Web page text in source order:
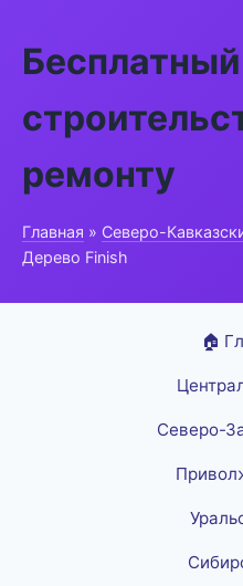
ремонту
Главная » Северо-
Дерево Finish
🏠
Северо-